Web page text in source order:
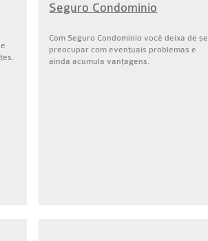
Seguro Condomínio
Com Seguro Condomínio você deixa de se
preocupar com eventuais problemas e
ainda acumula vantagens.